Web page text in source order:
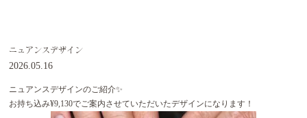
ニュアンスデザイン
2026.05.16
ニュアンスデザインのご紹介✨
お持ち込み¥9,130でご案内させていただいたデザインになります！